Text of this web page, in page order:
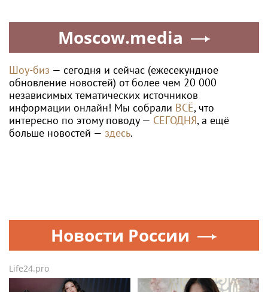
Новый учебный сезон в
Колледже Вейдера:
программы подготовки
фитнес-тренеров и
специалистов индустрии
здоровья
Столичные росгвардейцы
провели патриотическое
Поклонной горе
Колледже Вейдера:
стартовали очные
программы подготовки
фитнес-тренеров и
специалистов индустрии
здоровья
выплатить 654 тыс.
рублей за устроенный
кошкой потоп